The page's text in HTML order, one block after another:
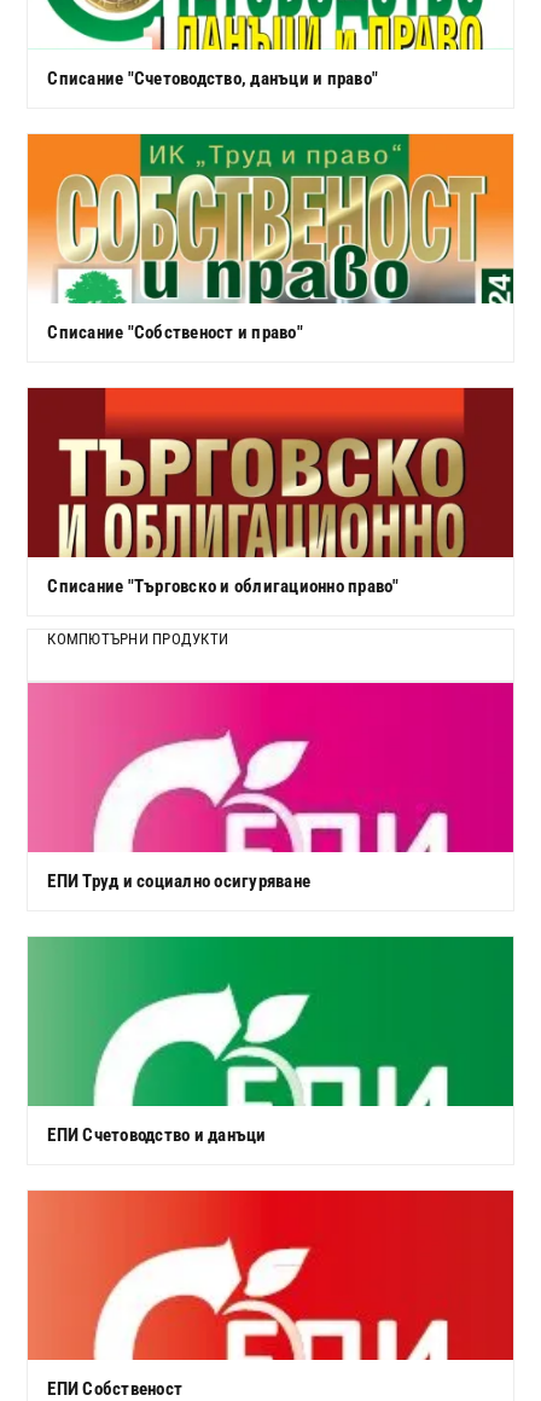
Списание "Счетоводство, данъци и право"
Списание "Собственост и право"
Списание "Търговско и облигационно право"
КОМПЮТЪРНИ ПРОДУКТИ
ЕПИ Труд и социално осигуряване
ЕПИ Счетоводство и данъци
ЕПИ Собственост